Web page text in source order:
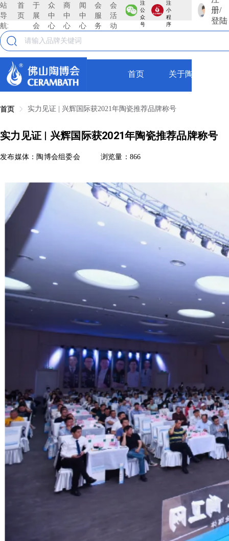
站
导
航:
首
页
于
展
会
众
中
心
商
中
心
闻
中
心
会
服
务
会
活
动
注
公
众
号
注
小
程
序
册/
登陆
首页 关于陶博会
首页 实力见证 | 兴辉国际获2021年陶瓷推荐品牌称号
实力见证 | 兴辉国际获2021年陶瓷推荐品牌称号
发布媒体：陶博会组委会 浏览量：866